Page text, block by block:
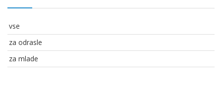
vse
za odrasle
za mlade